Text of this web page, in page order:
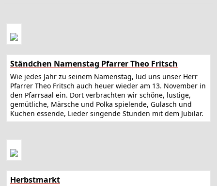
Ständchen Namenstag Pfarrer Theo Fritsch
Wie jedes Jahr zu seinem Namenstag, lud uns unser Herr
Pfarrer Theo Fritsch auch heuer wieder am 13. November in
den Pfarrsaal ein. Dort verbrachten wir schöne, lustige,
gemütliche, Märsche und Polka spielende, Gulasch und
Kuchen essende, Lieder singende Stunden mit dem Jubilar.
Herbstmarkt